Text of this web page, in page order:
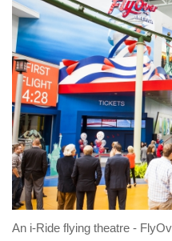
An i-Ride flying theatre -